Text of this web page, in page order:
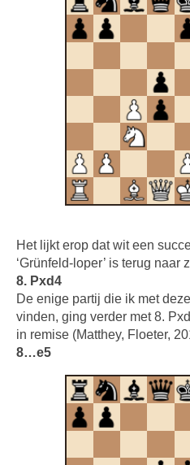
Het lijkt erop dat wit een
‘Grünfeld-loper’ is terug
8. Pxd4
De enige partij die ik met
vinden, ging verder met 8.
in remise (Matthey, Floeter,
8…e5